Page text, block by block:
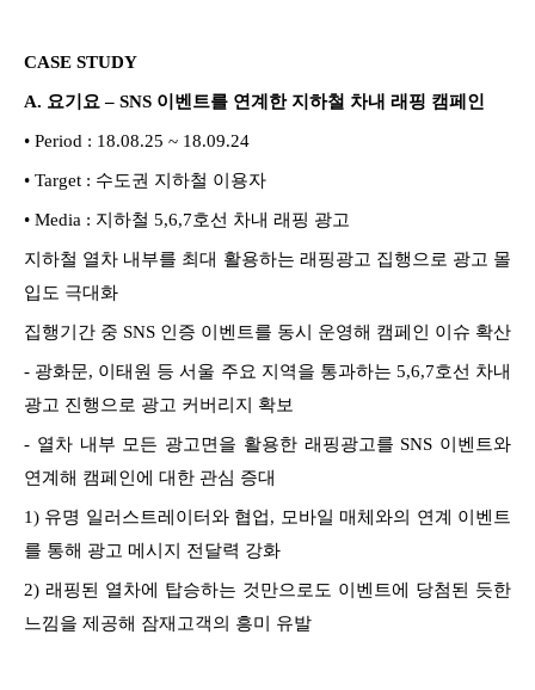
CASE STUDY
A. 요기요 – SNS 이벤트를 연계한 지하철 차내 래핑 캠페인
• Period : 18.08.25 ~ 18.09.24
• Target : 수도권 지하철 이용자
• Media : 지하철 5,6,7호선 차내 래핑 광고
지하철 열차 내부를 최대 활용하는 래핑광고 집행으로 광고 몰
입도 극대화
집행기간 중 SNS 인증 이벤트를 동시 운영해 캠페인 이슈 확산
- 광화문, 이태원 등 서울 주요 지역을 통과하는 5,6,7호선 차내
광고 진행으로 광고 커버리지 확보
- 열차 내부 모든 광고면을 활용한 래핑광고를 SNS 이벤트와
연계해 캠페인에 대한 관심 증대
1) 유명 일러스트레이터와 협업, 모바일 매체와의 연계 이벤트
를 통해 광고 메시지 전달력 강화
2) 래핑된 열차에 탑승하는 것만으로도 이벤트에 당첨된 듯한
느낌을 제공해 잠재고객의 흥미 유발